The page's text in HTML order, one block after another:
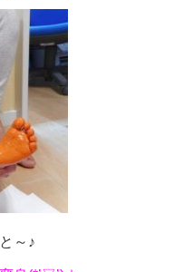
～♪